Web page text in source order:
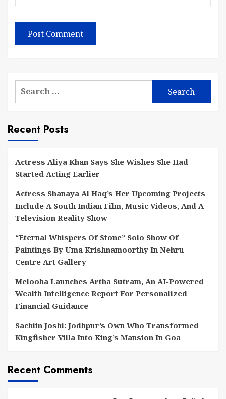
Search
Recent Posts
Actress Aliya Khan Says She Wishes She Had
Started Acting Earlier
Actress Shanaya Al Haq’s Her Upcoming Projects
Include A South Indian Film, Music Videos, And A
Television Reality Show
“Eternal Whispers Of Stone” Solo Show Of
Paintings By Uma Krishnamoorthy In Nehru
Centre Art Gallery
Melooha Launches Artha Sutram, An AI-Powered
Wealth Intelligence Report For Personalized
Financial Guidance
Sachiin Joshi: Jodhpur’s Own Who Transformed
Kingfisher Villa Into King’s Mansion In Goa
Recent Comments